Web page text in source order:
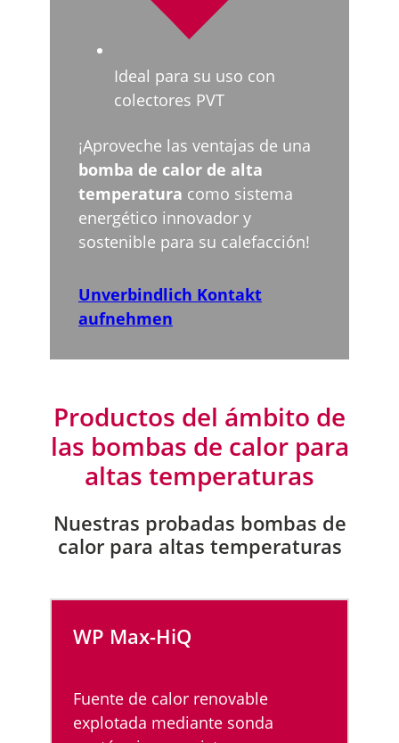
Ideal para su uso con
colectores PVT
¡Aproveche las ventajas de una
bomba de calor de alta
temperatura como sistema
energético innovador y
sostenible para su calefacción!
Unverbindlich Kontakt
aufnehmen
Productos del ámbito de
las bombas de calor para
altas temperaturas
Nuestras probadas bombas de
calor para altas temperaturas
WP Max-HiQ
Fuente de calor renovable
explotada mediante sonda